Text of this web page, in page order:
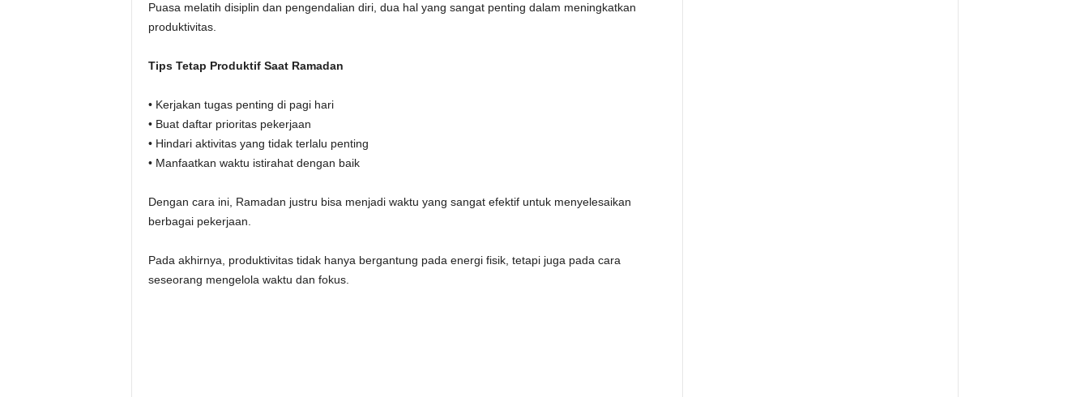
Puasa melatih disiplin dan pengendalian diri, dua hal yang sangat penting dalam meningkatkan
produktivitas.
Tips Tetap Produktif Saat Ramadan
• Kerjakan tugas penting di pagi hari
• Buat daftar prioritas pekerjaan
• Hindari aktivitas yang tidak terlalu penting
• Manfaatkan waktu istirahat dengan baik
Dengan cara ini, Ramadan justru bisa menjadi waktu yang sangat efektif untuk menyelesaikan
berbagai pekerjaan.
Pada akhirnya, produktivitas tidak hanya bergantung pada energi fisik, tetapi juga pada cara
seseorang mengelola waktu dan fokus.